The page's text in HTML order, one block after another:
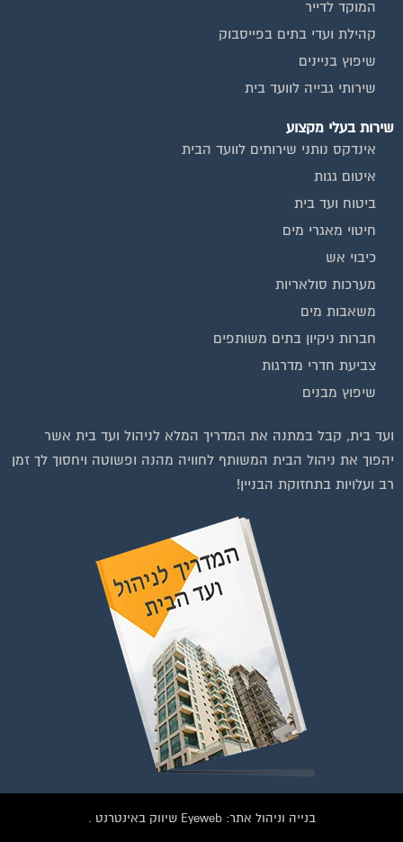
המוקד לדייר
קהילת ועדי בתים בפייסבוק
שיפוץ בניינים
שירותי גבייה לוועד בית
שירות בעלי מקצוע
אינדקס נותני שירותים לוועד הבית
איטום גגות
ביטוח ועד בית
חיטוי מאגרי מים
כיבוי אש
מערכות סולאריות
משאבות מים
חברות ניקיון בתים משותפים
צביעת חדרי מדרגות
שיפוץ מבנים
ועד בית, קבל במתנה את המדריך המלא לניהול ועד בית אשר
יהפוך את ניהול הבית המשותף לחוויה מהנה ופשוטה ויחסוך לך זמן
רב ועלויות בתחזוקת הבניין!
בנייה וניהול אתר: Eyeweb שיווק באינטרנט .
וועדי בתים ודיירים
הצטרפו עכשיו לקבוצת
הגדולה בישראל
הנותנת מענה לבעיות
הדיור בבית המשותף!!!
לחצו על התמונה או על הכפתור ושלחו בקשת הצטרפות בדף
לחץ למעבר לקבוצה